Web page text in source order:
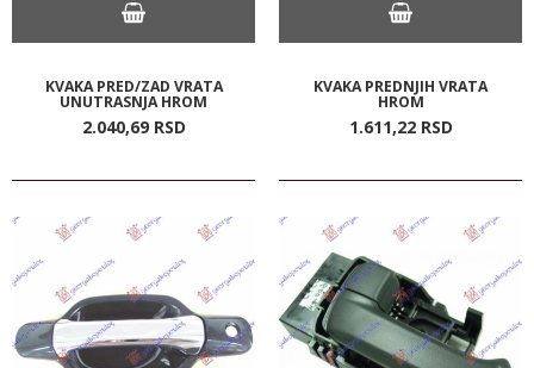
KVAKA PRED/ZAD VRATA
UNUTRASNJA HROM
2.040,69 RSD
KVAKA PREDNJIH VRATA
HROM
1.611,22 RSD